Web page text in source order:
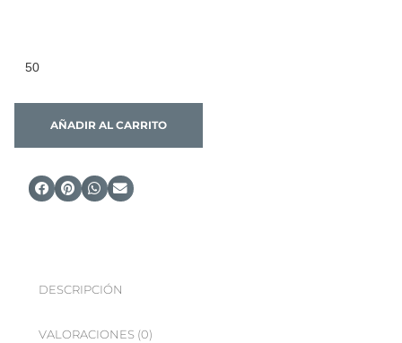
AÑADIR AL CARRITO
DESCRIPCIÓN
VALORACIONES (0)